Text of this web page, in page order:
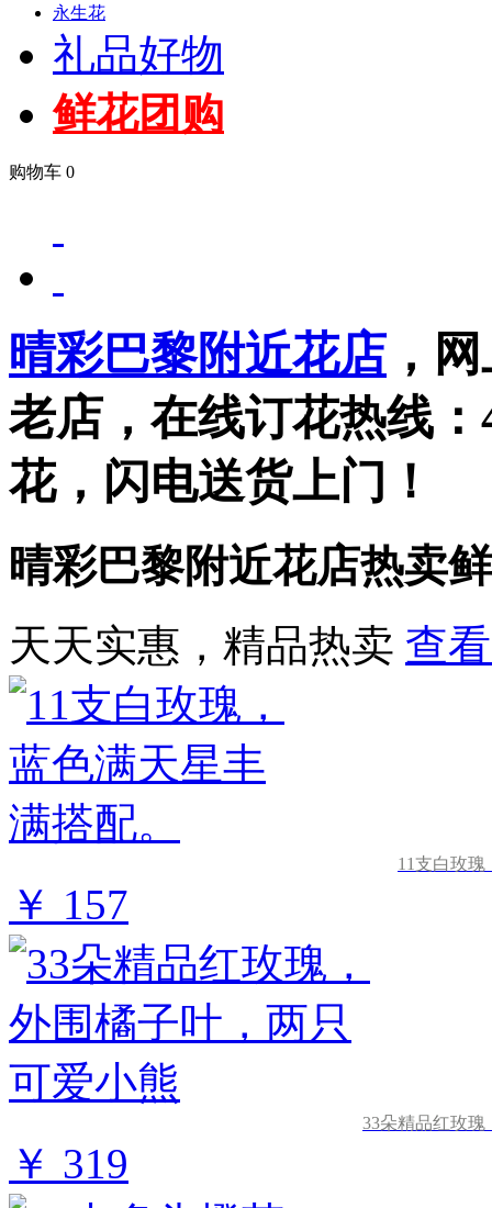
永生花
礼品好物
鲜花团购
购物车 0
晴彩巴黎附近花店 ，
老店，在线订花热线：
花，闪电送货上门！
晴彩巴黎附近花店热卖
天天实惠，精品热卖 查
11支白玫
￥ 157
33朵精品红玫
￥ 319